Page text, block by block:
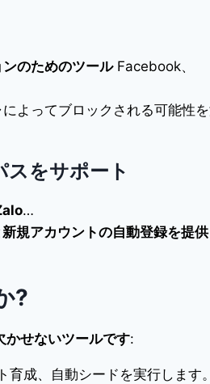
のためのツールFacebook、
よってブロックされる可能性
をサポート
…
規アカウントの自動登録を提供
?
せないツールです:
成、自動シードを実行します。